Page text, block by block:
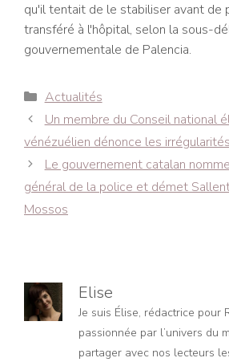
qu'il tentait de le stabiliser avant de
transféré à l'hôpital, selon la sous-
gouvernementale de Palencia.
Catégories
Actualités
Navigation
des
articles
Un membre du Conseil national
vénézuélien dénonce les
Le gouvernement catalan
général de la police et démet
Mossos
Elise
Je suis Élise, rédactrice pour
passionnée par l’univers du
partager avec nos lecteurs